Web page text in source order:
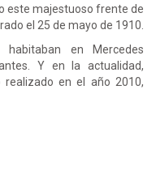
este majestuoso frente de
el 25 de mayo de 1910.
en Mercedes
Y en la actualidad,
en el año 2010,